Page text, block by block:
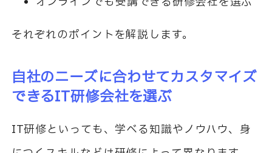
それぞれのポイントを解説します。
自社のニーズに合わせてカスタマイズ
できるIT研修会社を選ぶ
IT研修といっても、学べる知識やノウハウ、身